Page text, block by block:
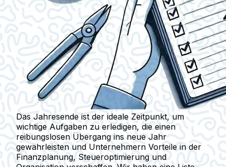
Das Jahresende ist der ideale Zeitpunkt, um
wichtige Aufgaben zu erledigen, die einen
reibungslosen Übergang ins neue Jahr
gewährleisten und Unternehmern Vorteile in der
Finanzplanung, Steueroptimierung und